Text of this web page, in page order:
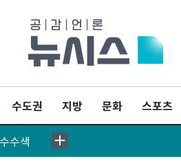
수도권 지방 문화 스포츠
'월드컵 탈락 후폭풍' 축구협회…11시간 걸린 초유의 압수수색(종합)
수색